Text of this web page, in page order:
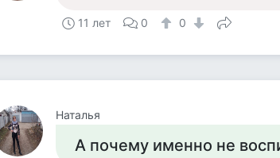
11 лет 0 0
Наталья
А почему именно не